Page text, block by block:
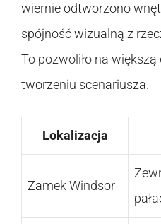
wiernie odtworzono
spójność wizualną z
To pozwoliło na
tworzeniu scenariusza.
Lokalizacja
Zamek Windsor